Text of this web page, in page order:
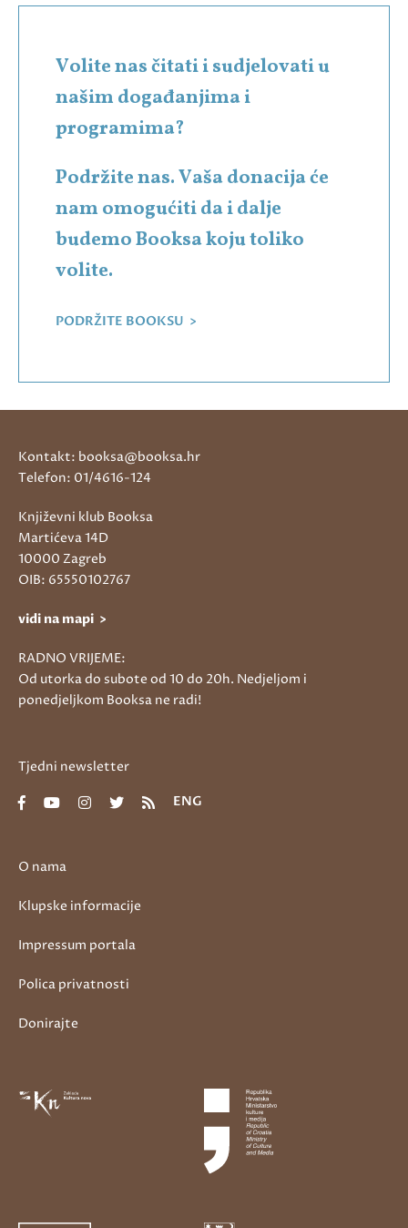
Volite nas čitati i sudjelovati u
našim događanjima i
programima?
Podržite nas. Vaša donacija će
nam omogućiti da i dalje
budemo Booksa koju toliko
volite.
PODRŽITE BOOKSU >
O nama
Klupske informacije
Impressum portala
Polica privatnosti
Donirajte
Kontakt: booksa@booksa.hr
Telefon: 01/4616-124
Književni klub Booksa
Martićeva 14D
10000 Zagreb
OIB: 65550102767
vidi na mapi >
RADNO VRIJEME:
Od utorka do subote od 10 do 20h. Nedjeljom i
ponedjeljkom Booksa ne radi!
Tjedni newsletter
ENG